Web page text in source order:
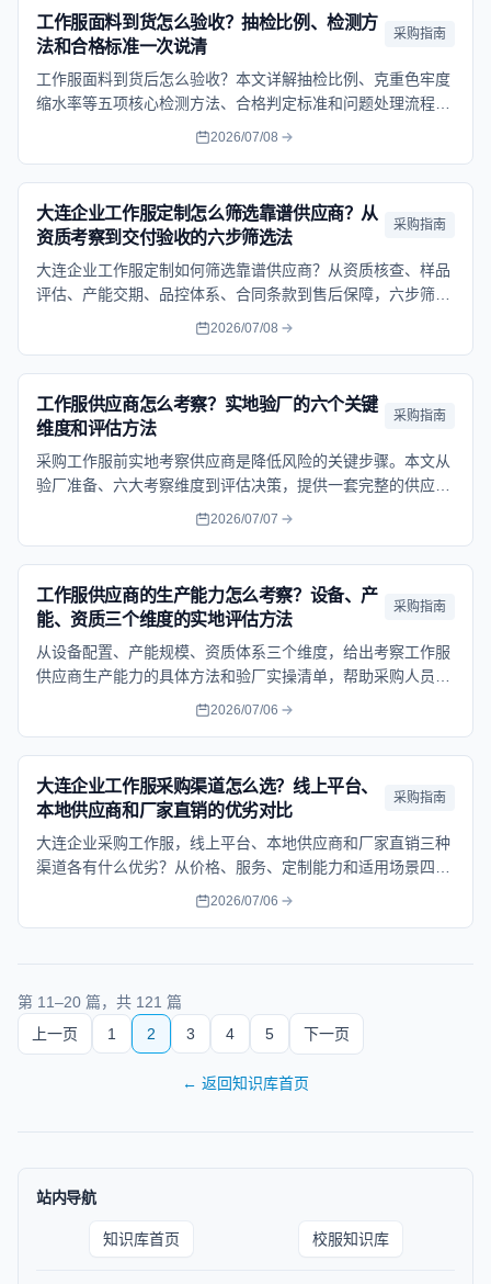
工作服面料到货怎么验收？抽检比例、检测方
法和合格标准一次说清
采购指南
工作服面料到货后怎么验收？本文详解抽检比例、克重色牢度
缩水率等五项核心检测方法、合格判定标准和问题处理流程，
2026/07/08
大连企业工作服定制怎么筛选靠谱供应商？从
资质考察到交付验收的六步筛选法
采购指南
大连企业工作服定制如何筛选靠谱供应商？从资质核查、样品
评估、产能交期、品控体系、合同条款到售后保障，六步筛选
法帮采购人员降低合作风险。
2026/07/08
工作服供应商怎么考察？实地验厂的六个关键
维度和评估方法
采购指南
采购工作服前实地考察供应商是降低风险的关键步骤。本文从
验厂准备、六大考察维度到评估决策，提供一套完整的供应商
考察方法论，帮企业选到靠谱的工作服定制厂家。
2026/07/07
工作服供应商的生产能力怎么考察？设备、产
能、资质三个维度的实地评估方法
采购指南
从设备配置、产能规模、资质体系三个维度，给出考察工作服
供应商生产能力的具体方法和验厂实操清单，帮助采购人员避
2026/07/06
大连企业工作服采购渠道怎么选？线上平台、
本地供应商和厂家直销的优劣对比
采购指南
大连企业采购工作服，线上平台、本地供应商和厂家直销三种
渠道各有什么优劣？从价格、服务、定制能力和适用场景四个
维度做详细对比，帮助采购人员选对渠道。
2026/07/06
第 11–20 篇，共 121 篇
上一页
1 2 3 4 5 下一页
← 返回知识库首页
站内导航
知识库首页 校服知识库